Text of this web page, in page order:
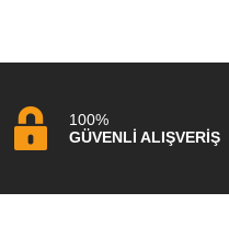
100%
GÜVENLİ ALIŞVERİŞ